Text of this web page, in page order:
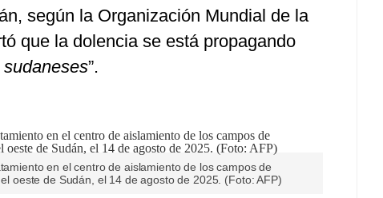
según la Organización Mundial de la
que la dolencia se está propagando
”.
en el centro de aislamiento de los campos de
oeste de Sudán, el 14 de agosto de 2025. (Foto: AFP)